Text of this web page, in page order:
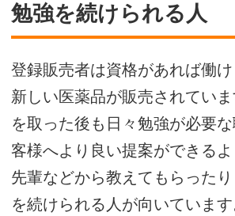
勉強を続けられる人
登録販売者は資格があれば働
新しい医薬品が販売されてい
を取った後も日々勉強が必要
客様へより良い提案ができる
先輩などから教えてもらった
を続けられる人が向いています